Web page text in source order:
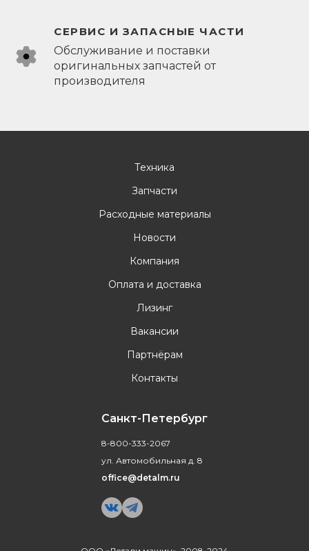
СЕРВИС И ЗАПАСНЫЕ ЧАСТИ
Обслуживание и поставки
оригинальных запчастей от
производителя
Техника
Запчасти
Расходные материалы
Новости
Компания
Оплата и доставка
Лизинг
Вакансии
Партнёрам
Контакты
Санкт-Петербург
8-800-333-2067
ул. Автомобильная д. 8
office@detalm.ru